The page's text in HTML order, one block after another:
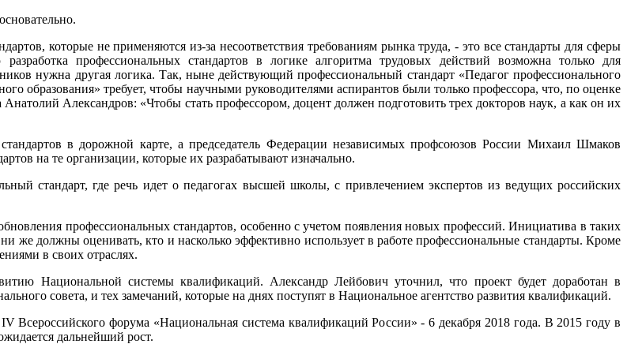
которые не применяются из-за несоответствия требованиям рынка труда, - это все стандарты для сферы
профессиональных стандартов в логике алгоритма трудовых действий возможна только для
нужна другая логика. Так, ныне действующий профессиональный стандарт «Педагог профессионального
образования» требует, чтобы научными руководителями аспирантов были только профессора, что, по оценке
Александров: «Чтобы стать профессором, доцент должен подготовить трех докторов наук, а как он их
в дорожной карте, а председатель Федерации независимых профсоюзов России Михаил Шмаков
на те организации, которые их разрабатывают изначально.
стандарт, где речь идет о педагогах высшей школы, с привлечением экспертов из ведущих российских
профессиональных стандартов, особенно с учетом появления новых профессий. Инициатива в таких
же должны оценивать, кто и насколько эффективно использует в работе профессиональные стандарты. Кроме
в своих отраслях.
Национальной системы квалификаций. Александр Лейбович уточнил, что проект будет доработан в
совета, и тех замечаний, которые на днях поступят в Национальное агентство развития квалификаций.
Всероссийского форума «Национальная система квалификаций России» - 6 декабря 2018 года. В 2015 году в
дальнейший рост.